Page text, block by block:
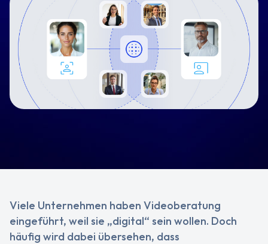
Viele Unternehmen haben Videoberatung
eingeführt, weil sie „digital“ sein wollen. Doch
häufig wird dabei übersehen, dass